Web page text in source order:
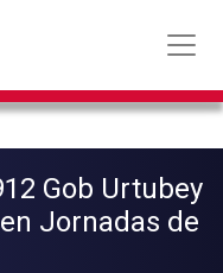
Gob Urtubey
Jornadas de